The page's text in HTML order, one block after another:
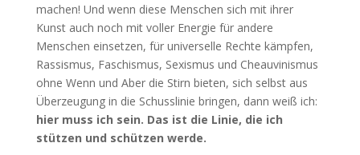
machen! Und wenn diese Menschen sich mit ihrer
Kunst auch noch mit voller Energie für andere
Menschen einsetzen, für universelle Rechte kämpfen,
Rassismus, Faschismus, Sexismus und Cheauvinismus
ohne Wenn und Aber die Stirn bieten, sich selbst aus
Überzeugung in die Schusslinie bringen, dann weiß ich:
hier muss ich sein. Das ist die Linie, die ich
stützen und schützen werde.